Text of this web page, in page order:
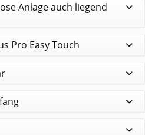
Anlage auch liegend
Pro Easy Touch